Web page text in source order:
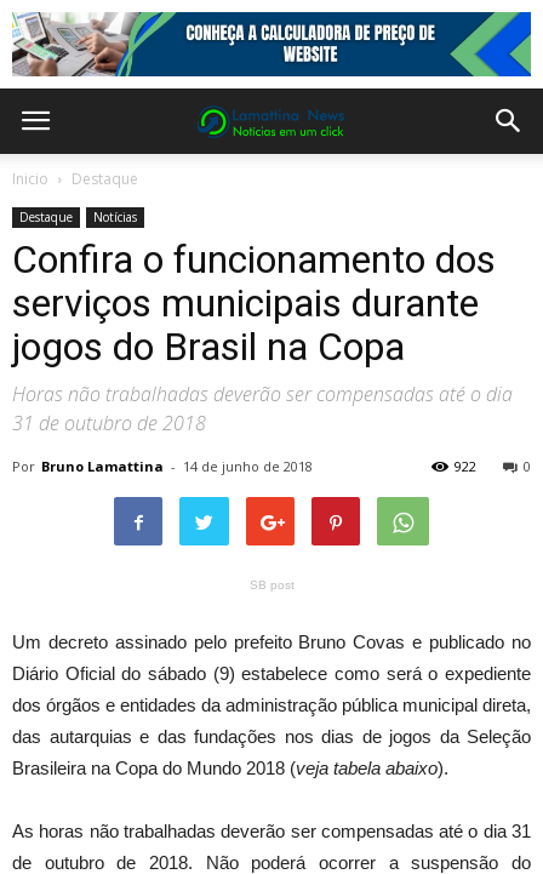
Inicio Destaque
Destaque Notícias
Confira o funcionamento dos
serviços municipais durante
jogos do Brasil na Copa
Horas não trabalhadas deverão ser compensadas até o dia
31 de outubro de 2018
Por Bruno Lamattina - 14 de junho de 2018 0
922
SB post
Um decreto assinado pelo prefeito Bruno Covas e publicado no
Diário Oficial do sábado (9) estabelece como será o expediente
dos órgãos e entidades da administração pública municipal direta,
das autarquias e das fundações nos dias de jogos da Seleção
Brasileira na Copa do Mundo 2018 (veja tabela abaixo).
As horas não trabalhadas deverão ser compensadas até o dia 31
de outubro de 2018. Não poderá ocorrer a suspensão do